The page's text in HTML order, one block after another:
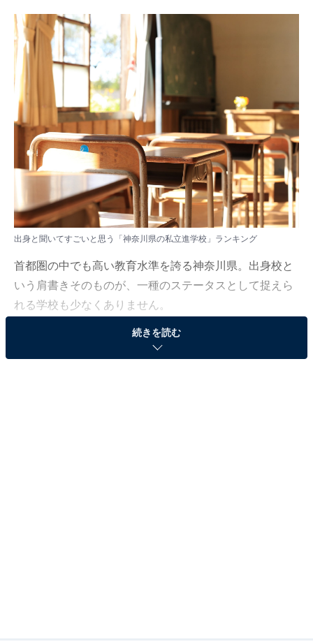
出身と聞いてすごいと思う「神奈川県の私立進学校」ランキング
首都圏の中でも高い教育水準を誇る神奈川県。出身校と
いう肩書きそのものが、一種のステータスとして捉えら
れる学校も少なくありません。
All About ニュース編集部は3月11～31日の期間、全国10
続きを読む